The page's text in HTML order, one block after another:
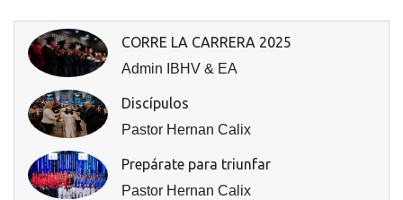
CORRE LA CARRERA 2025
Admin IBHV & EA
Discípulos
Pastor Hernan Calix
Prepárate para triunfar
Pastor Hernan Calix